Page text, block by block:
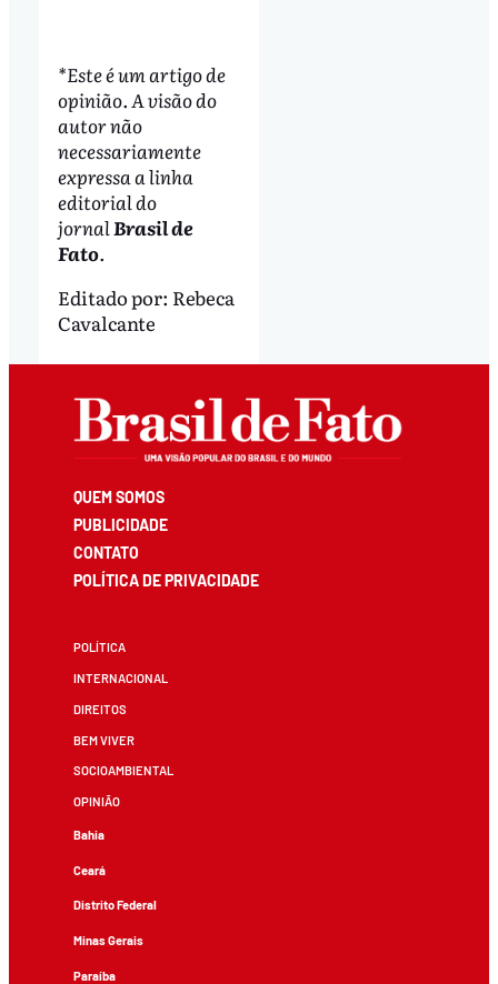
*Este é um artigo de
opinião. A visão do
autor não
necessariamente
expressa a linha
editorial do
jornalBrasil de
Fato.
Editado por: Rebeca
Cavalcante
QUEM SOMOS
PUBLICIDADE
CONTATO
POLÍTICA DE PRIVACIDADE
POLÍTICA
INTERNACIONAL
DIREITOS
BEM VIVER
SOCIOAMBIENTAL
OPINIÃO
Bahia
Ceará
Distrito Federal
Minas Gerais
Paraíba